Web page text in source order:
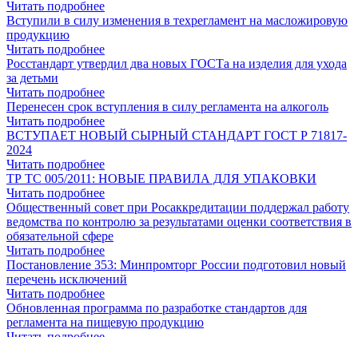
Читать подробнее
Вступили в силу изменения в техрегламент на масложировую
продукцию
Читать подробнее
Росстандарт утвердил два новых ГОСТа на изделия для ухода
за детьми
Читать подробнее
Перенесен срок вступления в силу регламента на алкоголь
Читать подробнее
ВСТУПАЕТ НОВЫЙ СЫРНЫЙ СТАНДАРТ ГОСТ Р 71817-
2024
Читать подробнее
ТР ТС 005/2011: НОВЫЕ ПРАВИЛА ДЛЯ УПАКОВКИ
Читать подробнее
Общественный совет при Росаккредитации поддержал работу
ведомства по контролю за результатами оценки соответствия в
обязательной сфере
Читать подробнее
Постановление 353: Минпромторг России подготовил новый
перечень исключений
Читать подробнее
Обновленная программа по разработке стандартов для
регламента на пищевую продукцию